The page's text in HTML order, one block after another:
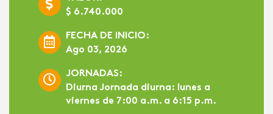
$ 6.740.000
FECHA DE INICIO:
Ago 03, 2026
JORNADAS:
Diurna Jornada diurna: lunes a
viernes de 7:00 a.m. a 6:15 p.m.